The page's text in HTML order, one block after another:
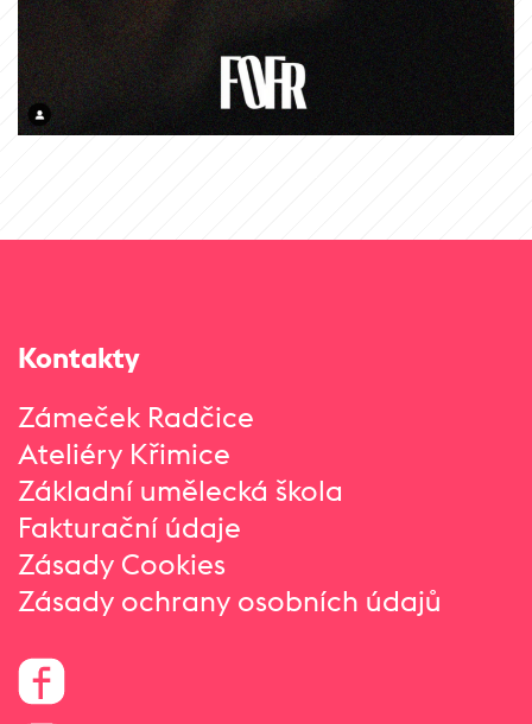
Kontakty
Zámeček Radčice
Ateliéry Křimice
Základní umělecká škola
Fakturační údaje
Zásady Cookies
Zásady ochrany osobních údajů